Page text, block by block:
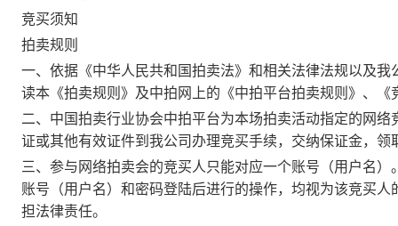
竞买须知
拍卖规则
一、依据《中华人民共和国拍卖法》和相关法律法规以及
读本《拍卖规则》及中拍网上的《中拍平台拍卖规则》、
二、中国拍卖行业协会中拍平台为本场拍卖活动指定的网
证或其他有效证件到我公司办理竞买手续，交纳保证金，
三、参与网络拍卖会的竞买人只能对应一个账号（用户名
账号（用户名）和密码登陆后进行的操作，均视为该竞买
担法律责任。